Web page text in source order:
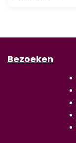
Bezoeken